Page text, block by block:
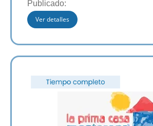
Publicado:
Ver detalles